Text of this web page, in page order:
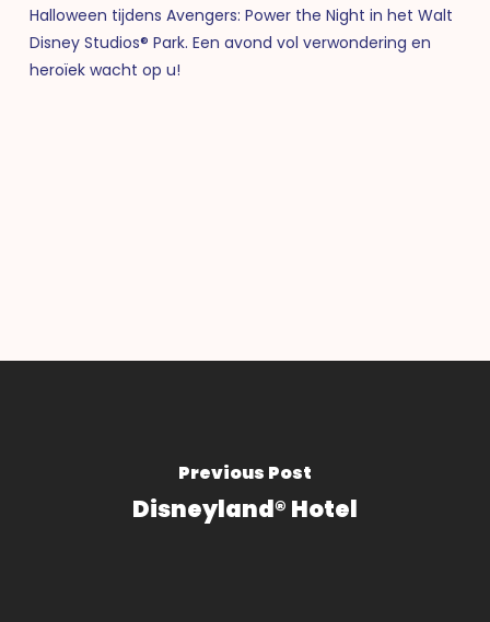
Halloween tijdens Avengers: Power the Night in het Walt
Disney Studios® Park. Een avond vol verwondering en
heroïek wacht op u!
Previous Post
Disneyland® Hotel